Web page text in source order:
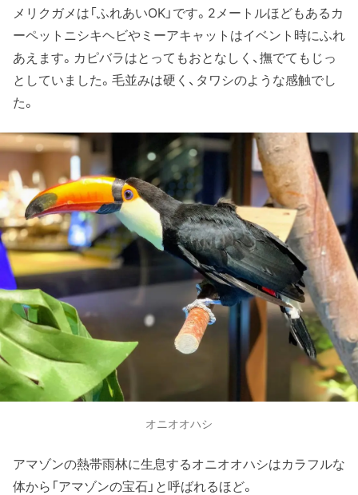
メリクガメは「ふれあいOK」です。2メートルほどもあるカ
ーペットニシキヘビやミーアキャットはイベント時にふれ
あえます。カピバラはとってもおとなしく、撫でてもじっ
としていました。毛並みは硬く、タワシのような感触でし
た。
オニオオハシ
アマゾンの熱帯雨林に生息するオニオオハシはカラフルな
体から「アマゾンの宝石」と呼ばれるほど。